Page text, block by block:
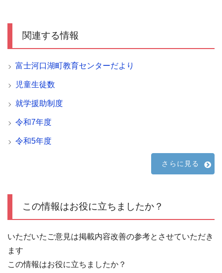
関連する情報
富士河口湖町教育センターだより
児童生徒数
就学援助制度
令和7年度
令和5年度
さらに見る
この情報はお役に立ちましたか？
いただいたご意見は掲載内容改善の参考とさせていただき
ます
この情報はお役に立ちましたか？